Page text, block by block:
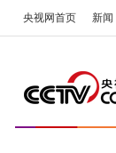
央视网首页 新闻